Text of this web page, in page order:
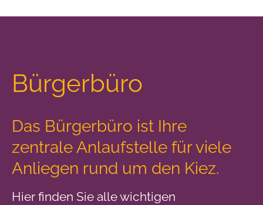
Bürgerbüro
Das Bürgerbüro ist Ihre
zentrale Anlaufstelle für viele
Anliegen rund um den Kiez.
Hier finden Sie alle wichtigen